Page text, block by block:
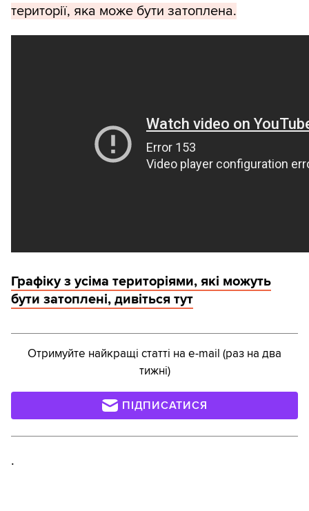
території, яка може бути затоплена.
Графіку з усіма територіями, які можуть
бути затоплені, дивіться тут
Отримуйте найкращі статті на e-mail (раз на два
тижні)
ПІДПИСАТИСЯ
.